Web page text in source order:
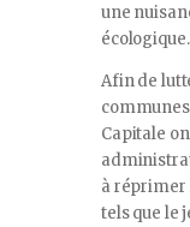
une
écologique.
Afin de
Capitale
à réprimer
tels que le